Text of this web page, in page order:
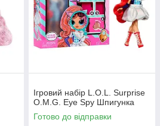
Ігровий набір L.O.L. Surprise
O.M.G. Eye Spy Шпигунка
Готово до відправки